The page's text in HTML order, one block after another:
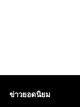
ข่าวยอดนิยม